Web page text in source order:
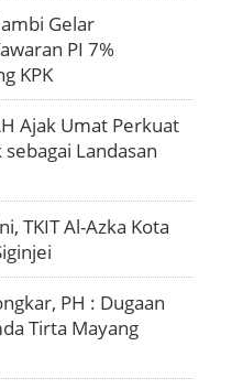
Gelar
PI 7%
KPK
Ajak Umat Perkuat
Landasan
TKIT Al-Azka Kota
PH : Dugaan
Tirta Mayang